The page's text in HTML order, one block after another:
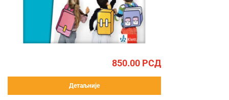
850.00 РСД
Детаљније